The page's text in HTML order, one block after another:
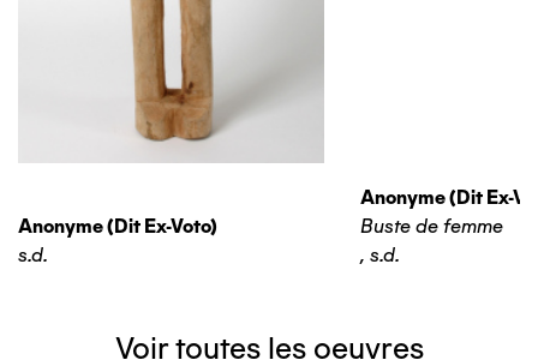
Anonyme (dit Ex-Voto)
s.d.
Anonyme (dit Ex-
Buste de femme
, s.d.
Voir toutes les oeuvres